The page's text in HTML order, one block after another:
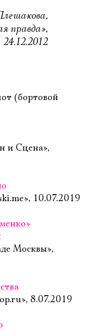
правда»,
24.12.2012
(бортовой
и Сцена»,
10.07.2019
Москвы»,
8.07.2019